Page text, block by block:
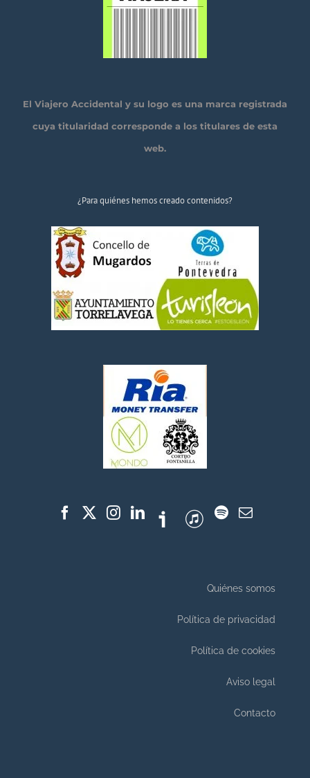
El Viajero Accidental y su logo es una marca registrada
cuya titularidad corresponde a los titulares de esta
web.
¿Para quiénes hemos creado contenidos?
Quiénes somos
Política de privacidad
Política de cookies
Aviso legal
Contacto